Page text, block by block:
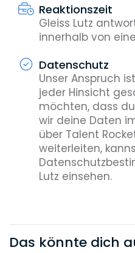
Reaktionszeit
Gleiss Lutz
innerhalb von
Datenschutz
Unser Anspruch
jeder Hinsicht
möchten, dass
wir deine Daten
über Talent
weiterleiten,
Lutz einsehen.
Das könnte dich